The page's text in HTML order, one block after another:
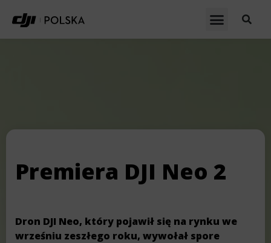
Premiera DJI Neo 2
Dron DJI Neo, który pojawił się na rynku we
wrześniu zeszłego roku, wywołał spore